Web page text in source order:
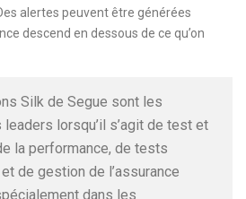
alertes peuvent être générées
descend en dessous de ce qu’on
Silk de Segue sont les
lorsqu’il s’agit de test et
la performance, de tests
de gestion de l’assurance
dans les